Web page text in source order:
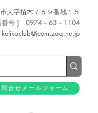
大字植木７５９番地１５
番号 ] 0974－63－1104
kojikaclub@jcom.zaq.ne.jp
問合せメールフォーム